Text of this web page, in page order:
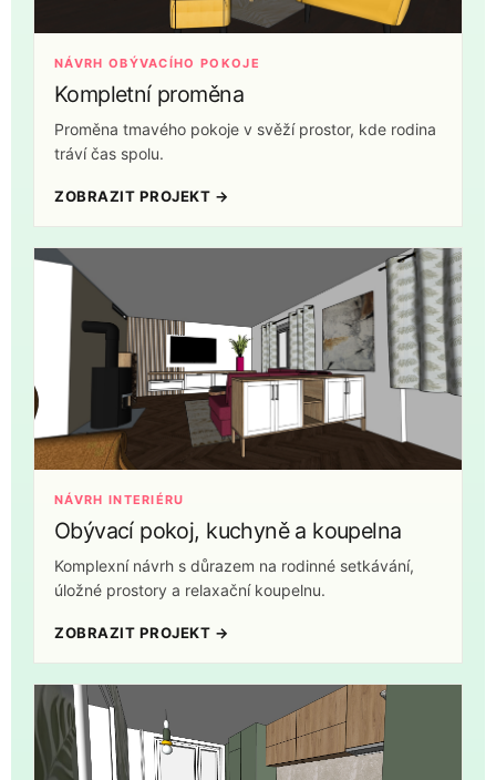
NÁVRH OBÝVACÍHO POKOJE
Kompletní proměna
Proměna tmavého pokoje v svěží prostor, kde rodina
tráví čas spolu.
ZOBRAZIT PROJEKT →
NÁVRH INTERIÉRU
Obývací pokoj, kuchyně a koupelna
Komplexní návrh s důrazem na rodinné setkávání,
úložné prostory a relaxační koupelnu.
ZOBRAZIT PROJEKT →